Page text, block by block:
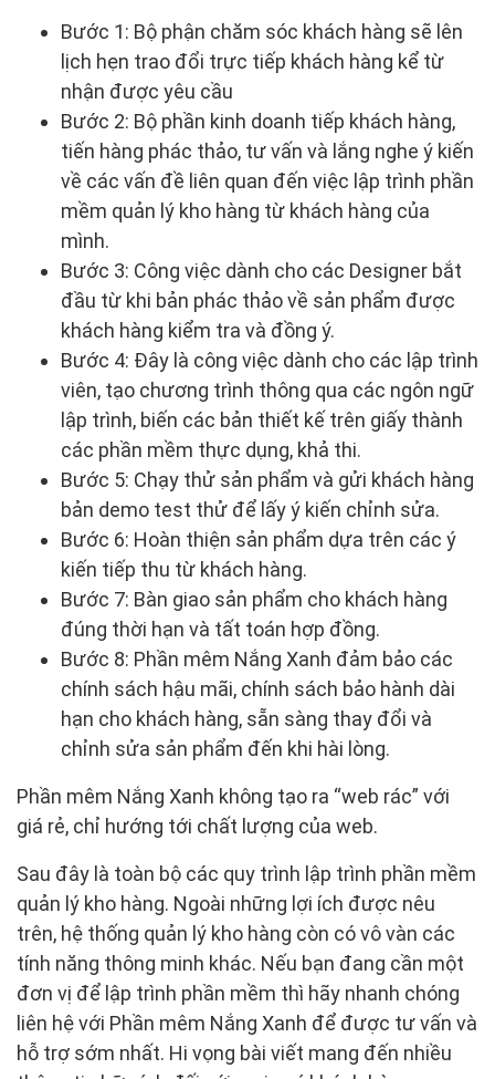
Bước 1: Bộ phận chăm sóc khách hàng sẽ lên
lịch hẹn trao đổi trực tiếp khách hàng kể từ
nhận được yêu cầu
Bước 2: Bộ phần kinh doanh tiếp khách hàng,
tiến hàng phác thảo, tư vấn và lắng nghe ý kiến
về các vấn đề liên quan đến việc lập trình phần
mềm quản lý kho hàng từ khách hàng của
mình.
Bước 3: Công việc dành cho các Designer bắt
đầu từ khi bản phác thảo về sản phẩm được
khách hàng kiểm tra và đồng ý.
Bước 4: Đây là công việc dành cho các lập trình
viên, tạo chương trình thông qua các ngôn ngữ
lập trình, biến các bản thiết kế trên giấy thành
các phần mềm thực dụng, khả thi.
Bước 5: Chạy thử sản phẩm và gửi khách hàng
bản demo test thử để lấy ý kiến chỉnh sửa.
Bước 6: Hoàn thiện sản phẩm dựa trên các ý
kiến tiếp thu từ khách hàng.
Bước 7: Bàn giao sản phẩm cho khách hàng
đúng thời hạn và tất toán hợp đồng.
Bước 8: Phần mêm Nắng Xanh đảm bảo các
chính sách hậu mãi, chính sách bảo hành dài
hạn cho khách hàng, sẵn sàng thay đổi và
chỉnh sửa sản phẩm đến khi hài lòng.
Phần mêm Nắng Xanh không tạo ra “web rác” với
giá rẻ, chỉ hướng tới chất lượng của web.
Sau đây là toàn bộ các quy trình lập trình phần mềm
quản lý kho hàng. Ngoài những lợi ích được nêu
trên, hệ thống quản lý kho hàng còn có vô vàn các
tính năng thông minh khác. Nếu bạn đang cần một
đơn vị để lập trình phần mềm thì hãy nhanh chóng
liên hệ với Phần mêm Nắng Xanh để được tư vấn và
hỗ trợ sớm nhất. Hi vọng bài viết mang đến nhiều